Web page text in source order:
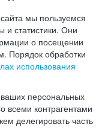
мы пользуемся
и статистики. Они
о посещении
Порядок обработки
использования
персональных
всеми контрагентами
делегировать часть